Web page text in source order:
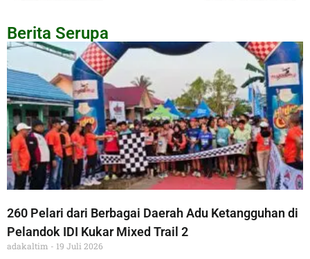
Berita Serupa
260 Pelari dari Berbagai Daerah Adu Ketangguhan di
Pelandok IDI Kukar Mixed Trail 2
adakaltim 19 Juli 2026